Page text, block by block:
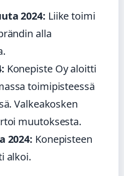
2024: Liike toimi
alla
Konepiste Oy aloitti
toimipisteessä
Valkeakosken
muutoksesta.
2024: Konepisteen
alkoi.